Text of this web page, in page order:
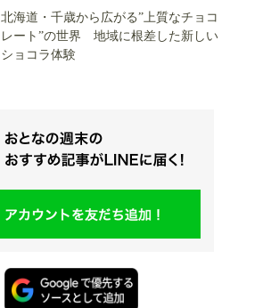
北海道・千歳から広がる”上質なチョコ
レート”の世界 地域に根差した新しい
ショコラ体験